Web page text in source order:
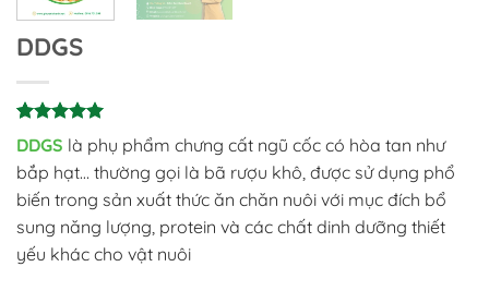
DDGS
5trên 5
dựa trên
2
đánh giá
DDGS là phụ phẩm chưng cất ngũ cốc có hòa tan như
bắp hạt… thường gọi là bã rượu khô, được sử dụng phổ
biến trong sản xuất thức ăn chăn nuôi với mục đích bổ
sung năng lượng, protein và các chất dinh dưỡng thiết
yếu khác cho vật nuôi